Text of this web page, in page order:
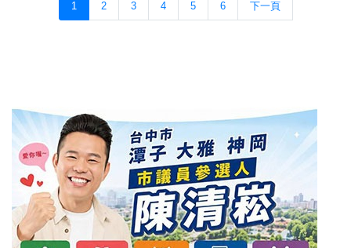
1 2 3 4 5 6 下一頁